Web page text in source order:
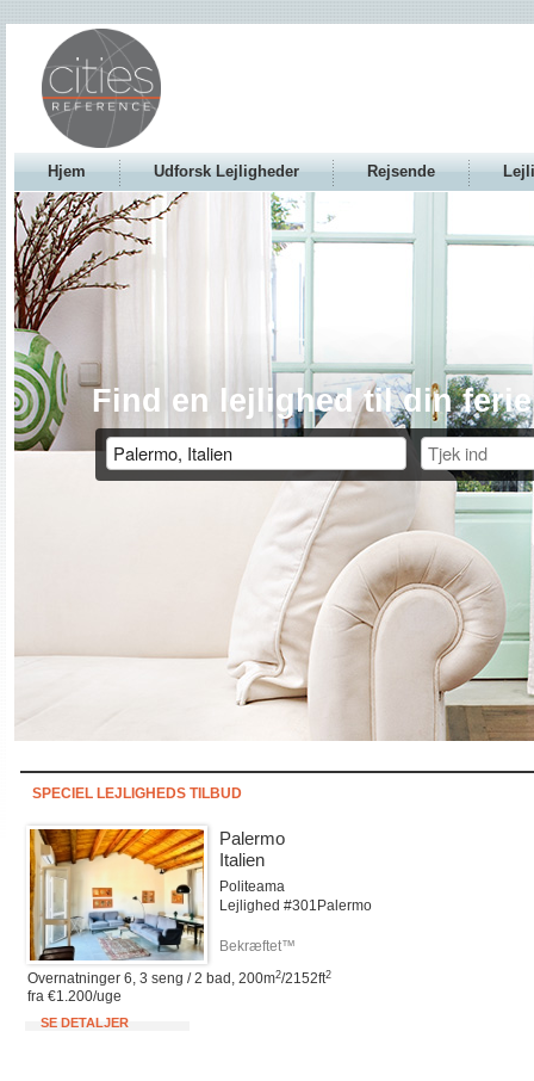
Hjem Udforsk Lejligheder Rejsende
Find en lejlighed til din
SPECIEL LEJLIGHEDS TILBUD
Palermo
Italien
Politeama
Lejlighed #301Palermo
Bekræftet™
Overnatninger 6, 3 seng / 2 bad, 200m2/2152ft2
fra €1.200/uge
SE DETALJER